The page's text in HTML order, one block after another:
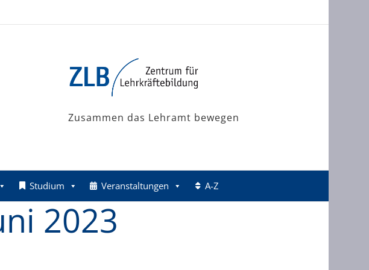
Zusammen das Lehramt bewegen
Studium Veranstaltungen A-Z
2023